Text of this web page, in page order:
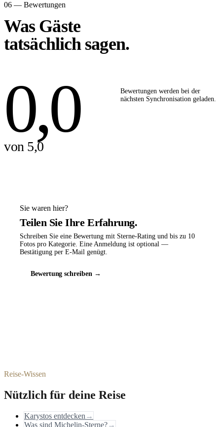
06 — Bewertungen
Was Gäste
tatsächlich sagen.
0,0
von 5,0
Bewertungen werden bei der
nächsten Synchronisation geladen.
Sie waren hier?
Teilen Sie Ihre Erfahrung.
Schreiben Sie eine Bewertung mit Sterne-Rating und bis zu 10
Fotos pro Kategorie. Eine Anmeldung ist optional —
Bestätigung per E-Mail genügt.
Bewertung schreiben →
Reise-Wissen
Nützlich für deine Reise
Karystos entdecken →
Was sind Michelin-Sterne?→